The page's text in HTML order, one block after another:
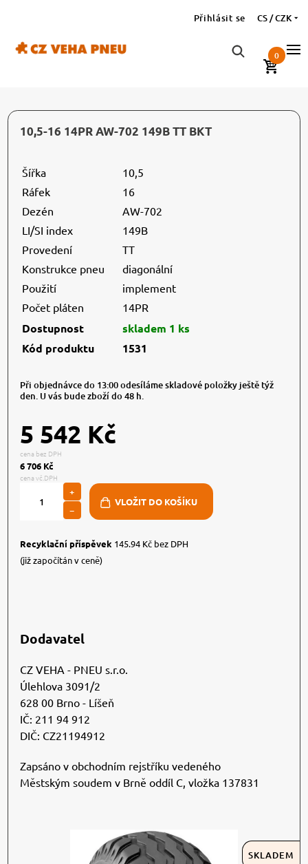
Přihlásit se CS / CZK
0
SKLADEM
10,5-16 14PR AW-702 149B TT BKT
Šířka
10,5
Ráfek
16
Dezén
AW-702
LI/SI index
149B
Provedení
TT
Konstrukce pneu
diagonální
Použití
implement
Počet pláten
14PR
Dostupnost
skladem 1 ks
Kód produktu
1531
Při objednávce do 13:00 odesíláme skladové položky ještě týž
den. U vás bude zboží do 48 h.
5 542 Kč
cena bez DPH
6 706 Kč
cena vč.DPH
+
−
Recyklační příspěvek 145.94 Kč bez DPH
(již započítán v ceně)
Dodavatel
CZ VEHA - PNEU s.r.o.
Úlehlova 3091/2
628 00 Brno - Líšeň
IČ: 211 94 912
DIČ: CZ21194912
Zapsáno v obchodním rejstříku vedeného
Městským soudem v Brně oddíl C, vložka 137831